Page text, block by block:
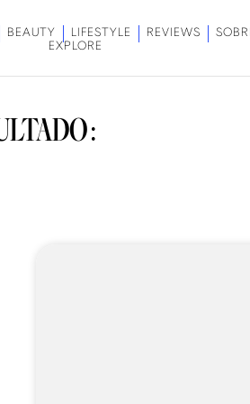
BEAUTY LIFESTYLE REVIEWS
EXPLORE